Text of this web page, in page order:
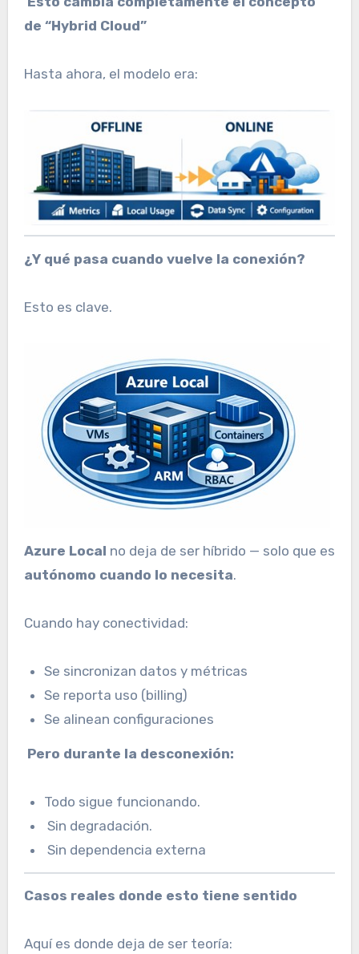
de “Hybrid Cloud”
Hasta ahora, el modelo era:
¿Y qué pasa cuando vuelve la conexión?
Esto es clave.
Azure Local no deja de ser híbrido — solo que es
autónomo cuando lo necesita.
Cuando hay conectividad:
Se sincronizan datos y métricas
Se reporta uso (billing)
Se alinean configuraciones
Pero durante la desconexión:
Todo sigue funcionando.
Sin degradación.
Sin dependencia externa
Casos reales donde esto tiene sentido
Aquí es donde deja de ser teoría: